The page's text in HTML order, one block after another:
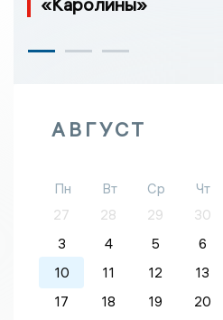
АВГУСТ
Пн Вт Ср Чт
27
28 29 30
3
4 5 6
10
11 12 13
17
18 19 20